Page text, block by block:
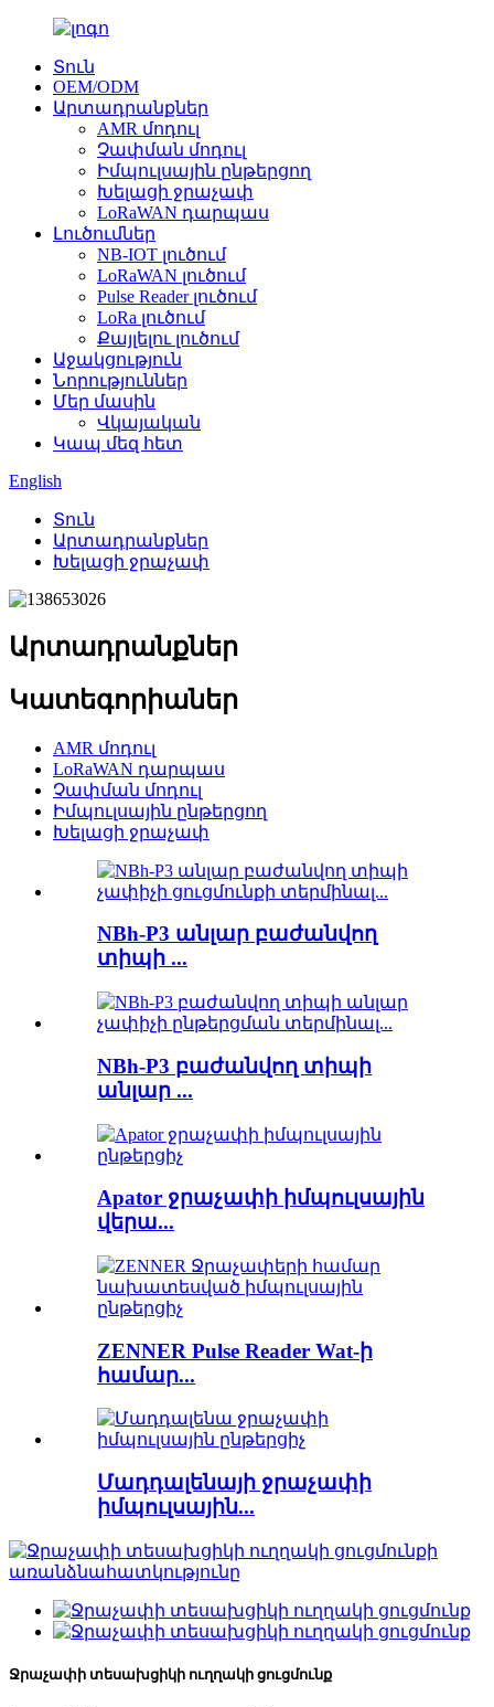
Տուն
OEM/ODM
Արտադրանքներ
AMR մոդուլ
Չափման մոդուլ
Իմպուլսային ընթերցող
Խելացի ջրաչափ
LoRaWAN դարպաս
Լուծումներ
NB-IOT լուծում
LoRaWAN լուծում
Pulse Reader լուծում
LoRa լուծում
Քայլելու լուծում
Աջակցություն
Նորություններ
Մեր մասին
Վկայական
Կապ մեզ հետ
English
Տուն
Արտադրանքներ
Խելացի ջրաչափ
Արտադրանքներ
Կատեգորիաներ
AMR մոդուլ
LoRaWAN դարպաս
Չափման մոդուլ
Իմպուլսային ընթերցող
Խելացի ջրաչափ
NBh-P3 անլար բաժանվող
տիպի ...
NBh-P3 բաժանվող տիպի
անլար ...
Apator ջրաչափի իմպուլսային
վերա...
ZENNER Pulse Reader Wat-ի
համար...
Մադդալենայի ջրաչափի
իմպուլսային...
Ջրաչափի տեսախցիկի ուղղակի ցուցմունք